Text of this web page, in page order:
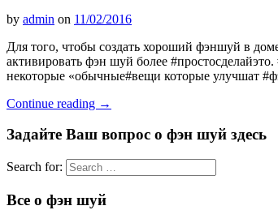
by admin on 11/02/2016
Для того, чтобы создать хороший фэншуй в
активировать фэн шуй более
некоторые «обычные#вещи которые улучшат
Continue reading →
Задайте Ваш вопрос о фэн шуй здесь
Search for:
Все о фэн шуй